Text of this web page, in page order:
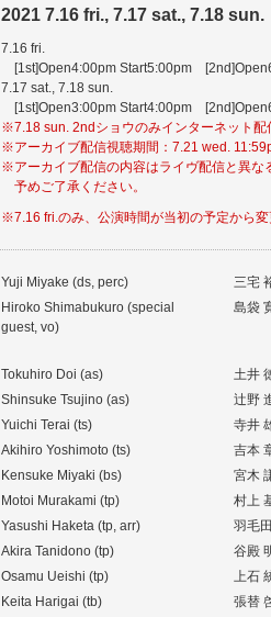
2021 7.16 fri., 7.17 sat., 7.18 sun.
7.16 fri.
[1st]Open4:00pm Start5:00pm
7.17 sat., 7.18 sun.
[1st]Open3:00pm Start4:00pm
※7.18 sun. 2ndショウのみインターネット配
※アーカイブ配信視聴期間：7.21 wed.
※アーカイブ配信の内容はライヴ配信と異な
予めご了承ください。
※7.16 fri.のみ、公演時間が当初の予定から
Yuji Miyake (ds, perc)
三宅
Hiroko Shimabukuro (special
guest, vo)
島袋
Tokuhiro Doi (as)
土井
Shinsuke Tsujino (as)
辻野
Yuichi Terai (ts)
寺井
Akihiro Yoshimoto (ts)
吉本
Kensuke Miyaki (bs)
宮木
Motoi Murakami (tp)
村上
Yasushi Haketa (tp, arr)
羽毛
Akira Tanidono (tp)
谷殿
Osamu Ueishi (tp)
上石
Keita Harigai (tb)
張替